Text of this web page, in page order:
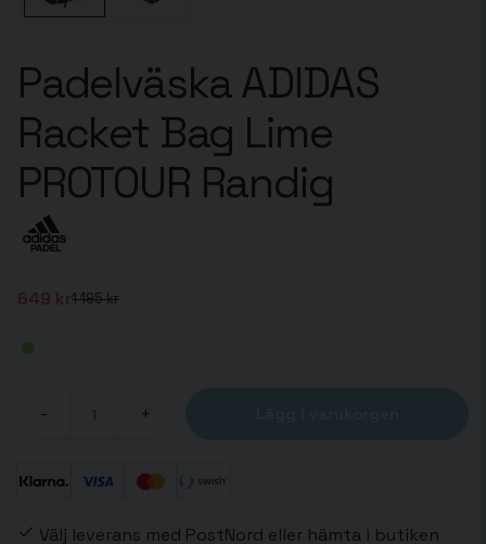
Padelväska ADIDAS
Racket Bag Lime
PROTOUR Randig
1 195 kr
649 kr
- +
Välj leverans med PostNord eller hämta i butiken